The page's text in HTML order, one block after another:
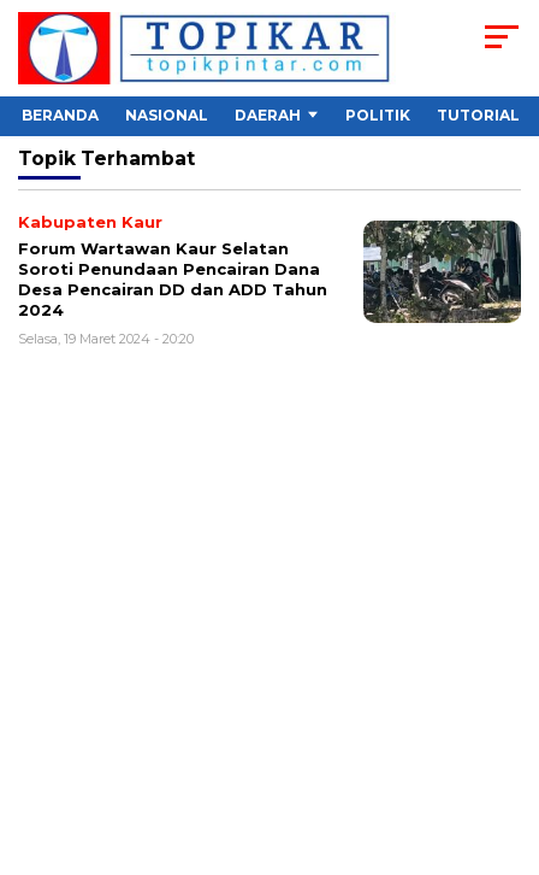
BERANDA NASIONAL DAERAH POLITIK TUTORIAL
Topik Terhambat
Kabupaten Kaur
Forum Wartawan Kaur Selatan
Soroti Penundaan Pencairan Dana
Desa Pencairan DD dan ADD Tahun
2024
Selasa, 19 Maret 2024 - 20:20